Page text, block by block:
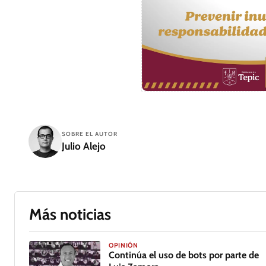
SOBRE EL AUTOR
Julio Alejo
Más noticias
OPINIÓN
Continúa el uso de bots por parte de